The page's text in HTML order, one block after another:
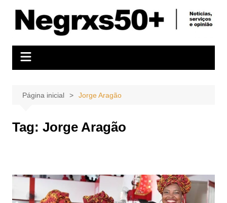
conteúdo
Página inicial Jorge Aragão
Tag: Jorge Aragão